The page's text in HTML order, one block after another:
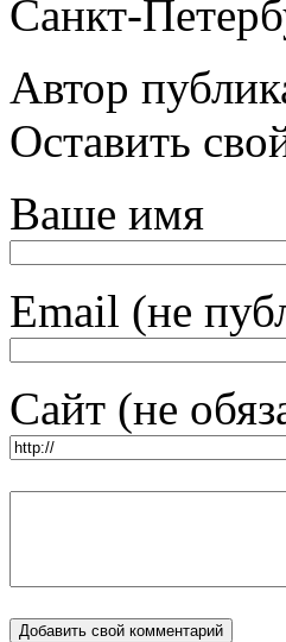
Санкт-
Автор
Оставить
Ваше имя
Email (не
Сайт (не